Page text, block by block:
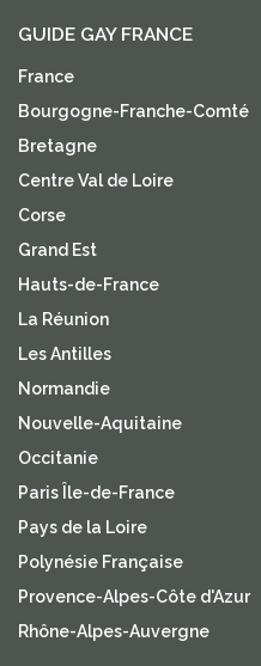
GUIDE GAY FRANCE
France
Bourgogne-Franche-Comté
Bretagne
Centre Val de Loire
Corse
Grand Est
Hauts-de-France
La Réunion
Les Antilles
Normandie
Nouvelle-Aquitaine
Occitanie
Paris Île-de-France
Pays de la Loire
Polynésie Française
Provence-Alpes-Côte d'Azur
Rhône-Alpes-Auvergne